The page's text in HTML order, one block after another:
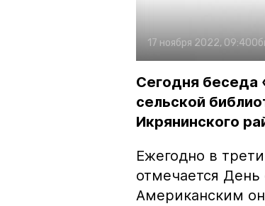
17 ноября 2022, 09:40
Сегодня беседа
сельской
Икрянинского
Ежегодно в
отмечается День
Американским